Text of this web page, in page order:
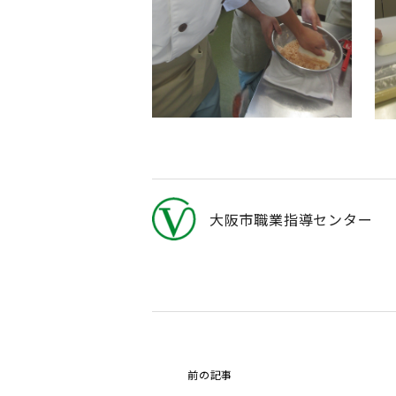
大阪市職業指導センター
前の記事